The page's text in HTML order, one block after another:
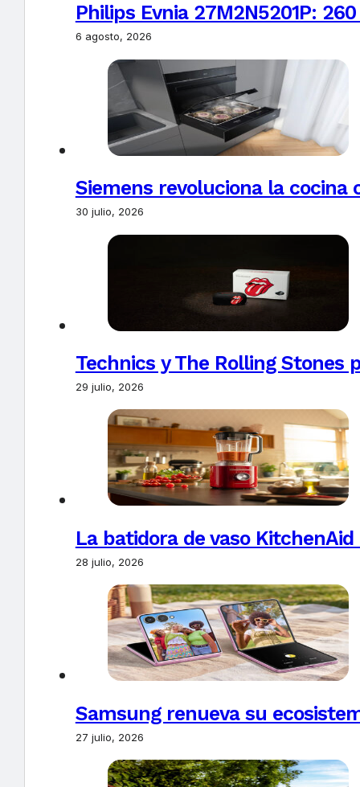
Philips Evnia 27M2N5201P:
6 agosto, 2026
Siemens revoluciona la
30 julio, 2026
Technics y The Rolling Stones
29 julio, 2026
La batidora de vaso
28 julio, 2026
Samsung renueva su
27 julio, 2026